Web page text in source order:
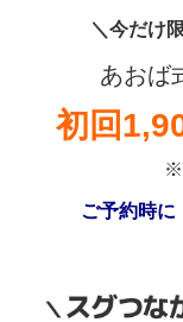
＼今だけ
あおば
初回
※
ご予約時に